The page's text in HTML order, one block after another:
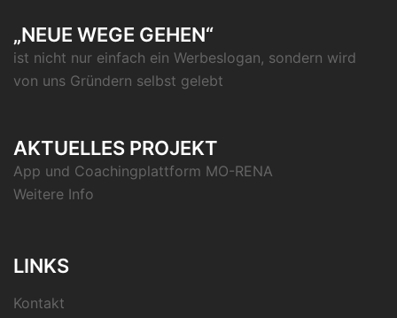
„NEUE WEGE GEHEN“
ist nicht nur einfach ein Werbeslogan, sondern wird
von uns Gründern selbst gelebt
AKTUELLES PROJEKT
App und Coachingplattform MO-RENA
Weitere Info
LINKS
Kontakt